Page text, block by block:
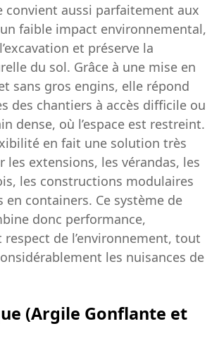
convient aussi parfaitement aux
faible impact environnemental,
et préserve la
du sol. Grâce à une mise en
sans gros engins, elle répond
des chantiers à accès difficile ou
dense, où l’espace est restreint.
en fait une solution très
les extensions, les vérandas, les
les constructions modulaires
en containers. Ce système de
donc performance,
de l’environnement, tout
les nuisances de
(Argile Gonflante et